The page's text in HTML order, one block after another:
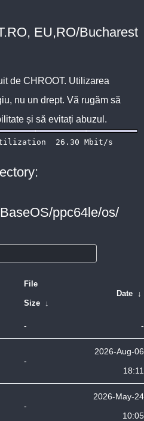
EU,RO/Bucharest
de CHROOT. Utilizarea
nu un drept. Vă rugăm să
și să evitați abuzul.
ppc64le/os/
File
Size ↓
Date ↓
- -
-
2026-Aug-06
18:11
-
2026-May-24
10:05